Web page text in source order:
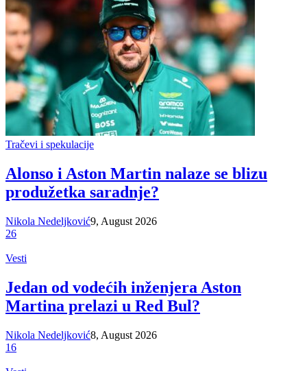
Tračevi i spekulacije
Alonso i Aston Martin nalaze se blizu
produžetka saradnje?
Nikola Nedeljković9, August 2026
26
Vesti
Jedan od vodećih inženjera Aston
Martina prelazi u Red Bul?
Nikola Nedeljković8, August 2026
16